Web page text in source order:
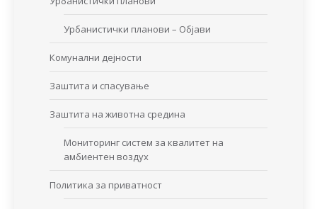
Урбанистички планови – Објави
Комунални дејности
Заштита и спасување
Заштита на животна средина
Мониторинг систем за квалитет на
амбиентен воздух
Политика за приватност